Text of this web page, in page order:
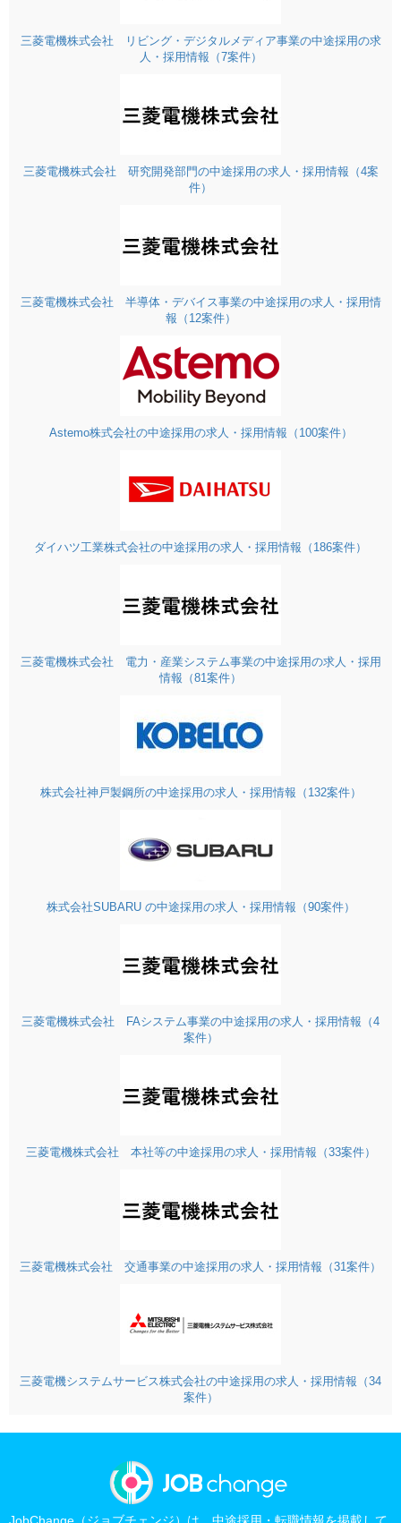
三菱電機株式会社 リビング・デジタルメディア事業の中途採用の求
人・採用情報（7案件）
三菱電機株式会社 研究開発部門の中途採用の求人・採用情報（4案
件）
三菱電機株式会社 半導体・デバイス事業の中途採用の求人・採用情
報（12案件）
Astemo株式会社の中途採用の求人・採用情報（100案件）
ダイハツ工業株式会社の中途採用の求人・採用情報（186案件）
三菱電機株式会社 電力・産業システム事業の中途採用の求人・採用
情報（81案件）
株式会社神戸製鋼所の中途採用の求人・採用情報（132案件）
株式会社SUBARU の中途採用の求人・採用情報（90案件）
三菱電機株式会社 FAシステム事業の中途採用の求人・採用情報（4
案件）
三菱電機株式会社 本社等の中途採用の求人・採用情報（33案件）
三菱電機株式会社 交通事業の中途採用の求人・採用情報（31案件）
三菱電機システムサービス株式会社の中途採用の求人・採用情報（34
案件）
JobChange（ジョブチェンジ）は、中途採用・転職情報を掲載して